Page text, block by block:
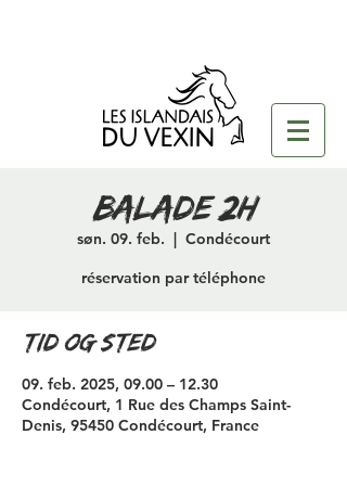
Balade 2H
søn. 09. feb.
  |
Condécourt
réservation par téléphone
Tid og sted
09. feb. 2025, 09.00 – 12.30
Condécourt, 1 Rue des Champs Saint-
Denis, 95450 Condécourt, France